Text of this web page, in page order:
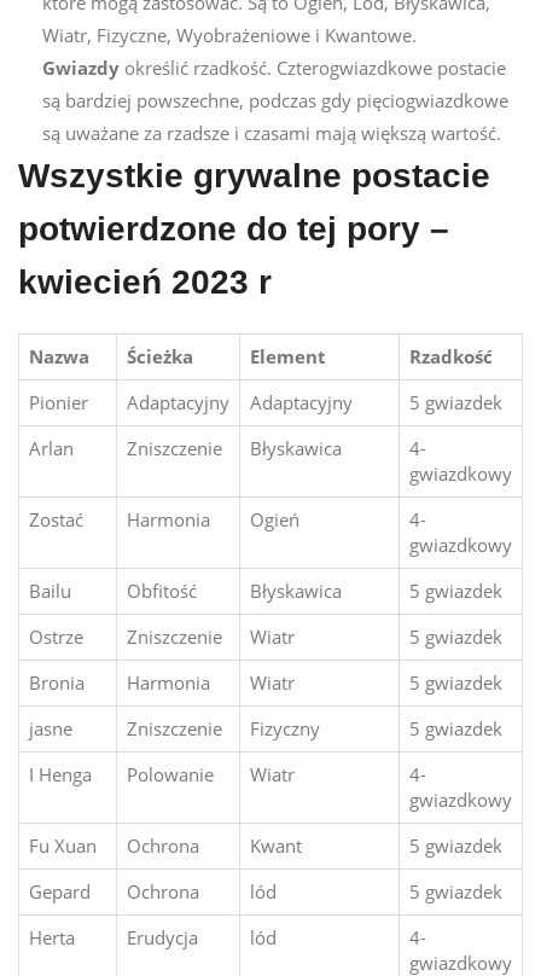
Wiatr, Fizyczne, Wyobrażeniowe i Kwantowe.
Gwiazdy określić rzadkość. Czterogwiazdkowe postacie
są bardziej powszechne, podczas gdy pięciogwiazdkowe
są uważane za rzadsze i czasami mają większą wartość.
Wszystkie grywalne postacie
potwierdzone do tej pory –
kwiecień 2023 r
Nazwa Ścieżka Element
Rzadkość
Pionier
Adaptacyjny Adaptacyjny
5 gwiazdek
Arlan
Zniszczenie Błyskawica
4-
gwiazdkowy
Zostać
Harmonia Ogień
4-
gwiazdkowy
Bailu
Obfitość Błyskawica
5 gwiazdek
Ostrze
Zniszczenie Wiatr
5 gwiazdek
Bronia
Harmonia Wiatr
5 gwiazdek
jasne
Zniszczenie Fizyczny
5 gwiazdek
I Henga
Polowanie Wiatr
4-
gwiazdkowy
Fu Xuan
Ochrona Kwant
5 gwiazdek
Gepard
Ochrona lód
5 gwiazdek
Herta
Erudycja lód
4-
gwiazdkowy